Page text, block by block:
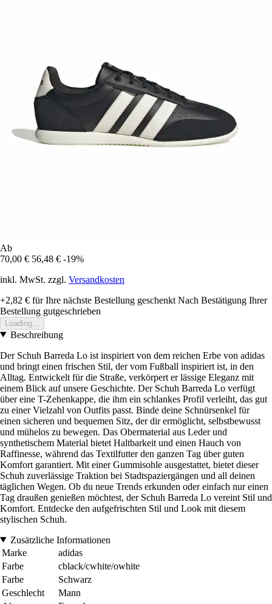
Ab
70,00 € 56,48 € -19%
inkl. MwSt. zzgl. Versandkosten
+2,82 € für Ihre nächste Bestellung geschenkt Nach Bestätigung Ihrer
Bestellung gutgeschrieben
Loading...
Beschreibung
Der Schuh Barreda Lo ist inspiriert von dem reichen Erbe von adidas
und bringt einen frischen Stil, der vom Fußball inspiriert ist, in den
Alltag. Entwickelt für die Straße, verkörpert er lässige Eleganz mit
einem Blick auf unsere Geschichte. Der Schuh Barreda Lo verfügt
über eine T-Zehenkappe, die ihm ein schlankes Profil verleiht, das gut
zu einer Vielzahl von Outfits passt. Binde deine Schnürsenkel für
einen sicheren und bequemen Sitz, der dir ermöglicht, selbstbewusst
und mühelos zu bewegen. Das Obermaterial aus Leder und
synthetischem Material bietet Haltbarkeit und einen Hauch von
Raffinesse, während das Textilfutter den ganzen Tag über guten
Komfort garantiert. Mit einer Gummisohle ausgestattet, bietet dieser
Schuh zuverlässige Traktion bei Stadtspaziergängen und all deinen
täglichen Wegen. Ob du neue Trends erkunden oder einfach nur einen
Tag draußen genießen möchtest, der Schuh Barreda Lo vereint Stil und
Komfort. Entdecke den aufgefrischten Stil und Look mit diesem
stylischen Schuh.
Zusätzliche Informationen
Marke
adidas
Farbe
cblack/cwhite/owhite
Farbe
Schwarz
Geschlecht
Mann